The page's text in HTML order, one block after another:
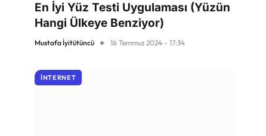
En İyi Yüz Testi Uygulaması (Yüzün
Hangi Ülkeye Benziyor)
Mustafa İyitütüncü 16 Temmuz 2024 - 17:34
İNTERNET